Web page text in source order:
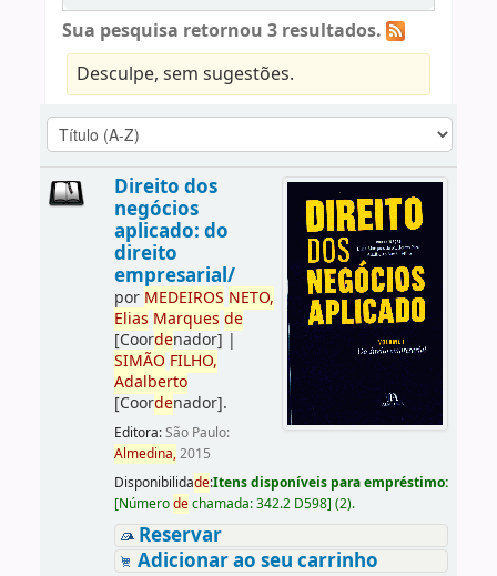
Sua pesquisa retornou 3 resultados.
Desculpe, sem sugestões.
Direito dos
negócios
aplicado: do
direito
empresarial/
por MEDEIROS NETO,
Elias Marques de
[Coordenador] |
SIMÃO FILHO,
Adalberto
[Coordenador].
Editora:São Paulo:
Almedina,2015
Disponibilidade:Itens disponíveis para empréstimo:
[Númerodechamada:342.2 D598] (2).
Reservar
Adicionar ao seu carrinho